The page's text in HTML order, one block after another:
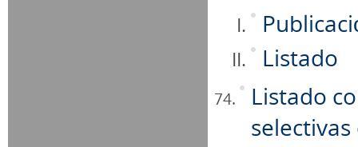
Listado
Listado